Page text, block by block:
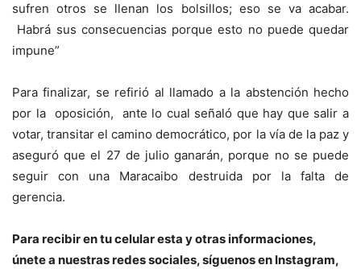
sufren otros se llenan los bolsillos; eso se va acabar.
Habrá sus consecuencias porque esto no puede quedar
impune”
Para finalizar, se refirió al llamado a la abstención hecho
por la oposición, ante lo cual señaló que hay que salir a
votar, transitar el camino democrático, por la vía de la paz y
aseguró que el 27 de julio ganarán, porque no se puede
seguir con una Maracaibo destruida por la falta de
gerencia.
Para recibir en tu celular esta y otras informaciones,
únete a nuestras redes sociales, síguenos en Instagram,